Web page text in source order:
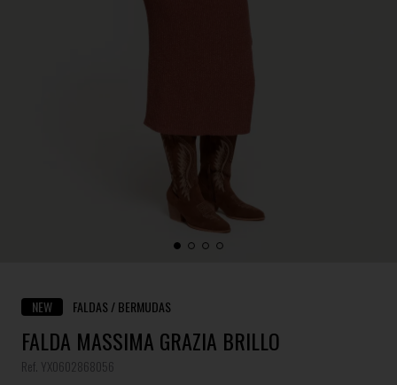
NEW FALDAS / BERMUDAS
FALDA MASSIMA GRAZIA BRILLO
Ref. YX0602868056